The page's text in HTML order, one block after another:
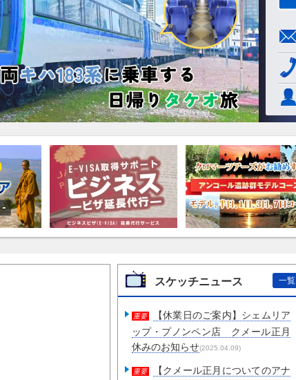
スケッチニュース 一覧
重要
【休業日のご案内】シェムリア
ップ・プノンペン店 クメール正月
休みのお知らせ(2025.04.09)
重要
【クメール正月についてのアナ